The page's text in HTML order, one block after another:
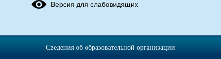
Версия для слабовидящих
Сведения об образовательной организации